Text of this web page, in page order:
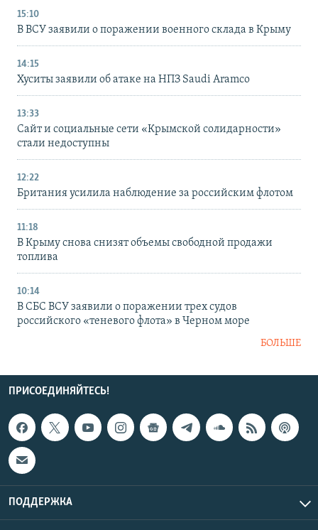
15:10
В ВСУ заявили о поражении военного склада в Крыму
14:15
Хуситы заявили об атаке на НПЗ Saudi Aramco
13:33
Сайт и социальные сети «Крымской солидарности»
стали недоступны
12:22
Британия усилила наблюдение за российским флотом
11:18
В Крыму снова снизят объемы свободной продажи
топлива
10:14
В СБС ВСУ заявили о поражении трех судов
российского «теневого флота» в Черном море
БОЛЬШЕ
ПРИСОЕДИНЯЙТЕСЬ!
ПОДДЕРЖКА